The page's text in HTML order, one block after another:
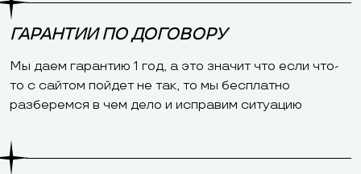
ГАРАНТИИ ПО ДОГОВОРУ
Мы даем гарантию 1 год, а это значит что если что-
то с сайтом пойдет не так, то мы бесплатно
разберемся в чем дело и исправим ситуацию